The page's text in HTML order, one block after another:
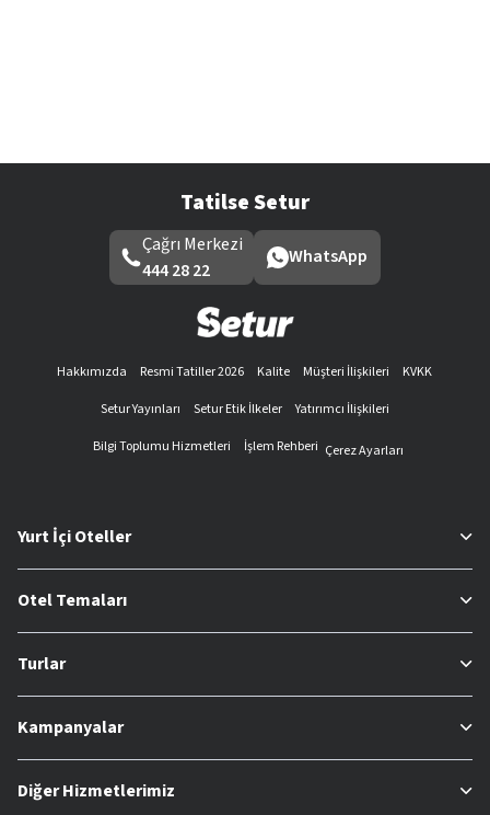
Tatilse Setur
Çağrı Merkezi
444 28 22
WhatsApp
Hakkımızda Resmi Tatiller 2026 Kalite Müşteri İlişkileri
KVKK
Setur Yayınları
Setur Etik İlkeler
Yatırımcı İlişkileri
Bilgi Toplumu Hizmetleri
İşlem Rehberi Çerez Ayarları
Yurt İçi Oteller
Otel Temaları
Turlar
Kampanyalar
Diğer Hizmetlerimiz